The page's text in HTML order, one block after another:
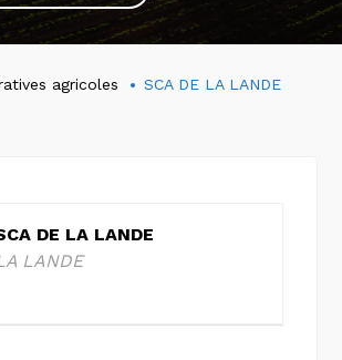
agricoles SCA DE LA LANDE
DE LA LANDE
LANDE